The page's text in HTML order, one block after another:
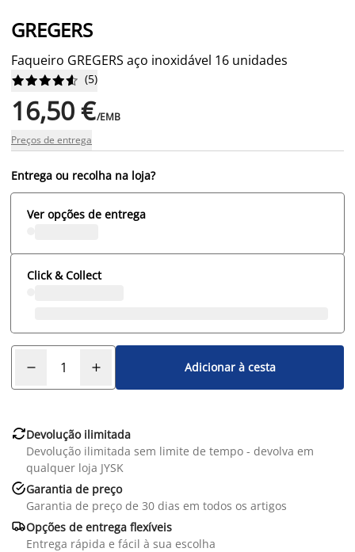
GREGERS
Faqueiro GREGERS aço inoxidável 16 unidades





 (5)
16,50 €/EMB
Preços de entrega
Entrega ou recolha na loja?
Ver opções de entrega
Click & Collect
Adicionar à cesta
Devolução ilimitada
Devolução ilimitada sem limite de tempo - devolva em
qualquer loja JYSK
Garantia de preço
Garantia de preço de 30 dias em todos os artigos
Opções de entrega flexíveis
Entrega rápida e fácil à sua escolha